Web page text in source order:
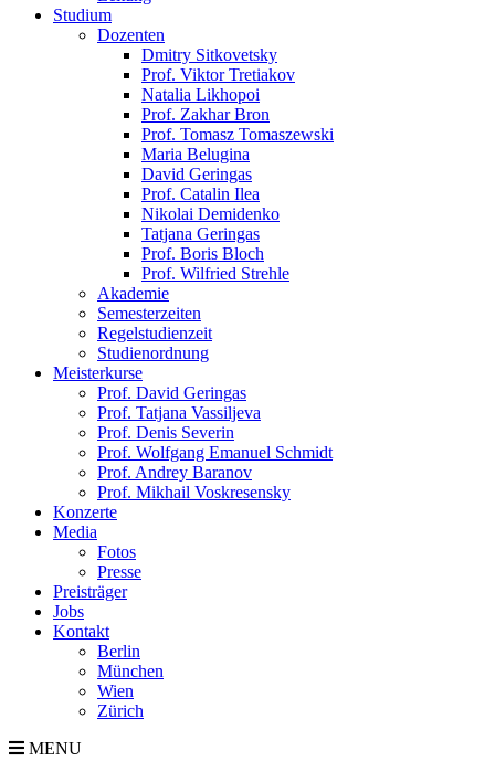
Studium
Dozenten
Dmitry Sitkovetsky
Prof. Viktor Tretiakov
Natalia Likhopoi
Prof. Zakhar Bron
Prof. Tomasz Tomaszewski
Maria Belugina
David Geringas
Prof. Catalin Ilea
Nikolai Demidenko
Tatjana Geringas
Prof. Boris Bloch
Prof. Wilfried Strehle
Akademie
Semesterzeiten
Regelstudienzeit
Studienordnung
Meisterkurse
Prof. David Geringas
Prof. Tatjana Vassiljeva
Prof. Denis Severin
Prof. Wolfgang Emanuel Schmidt
Prof. Andrey Baranov
Prof. Mikhail Voskresensky
Konzerte
Media
Fotos
Presse
Preisträger
Jobs
Kontakt
Berlin
München
Wien
Zürich
MENU